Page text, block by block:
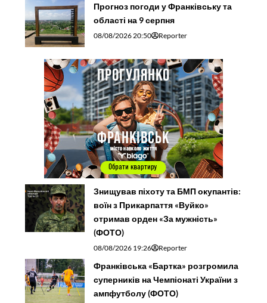
Прогноз погоди у Франківську та
області на 9 серпня
08/08/2026 20:50 Reporter
Знищував піхоту та БМП окупантів:
воїн з Прикарпаття «Вуйко»
отримав орден «За мужність»
(ФОТО)
08/08/2026 19:26 Reporter
Франківська «Бартка» розгромила
суперників на Чемпіонаті України з
ампфутболу (ФОТО)